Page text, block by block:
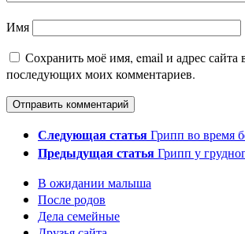
Имя
Сохранить моё имя, email и адрес сайта
последующих моих комментариев.
Следующая статьяГрипп во время
Предыдущая статьяГрипп у
В ожидании малыша
После родов
Дела семейные